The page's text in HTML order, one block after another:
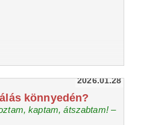
2026.01.28
könnyedén?
kaptam, átszabtam! –